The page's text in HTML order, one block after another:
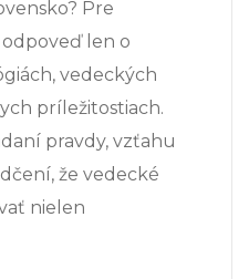
Pre
odpoveď len o
vedeckých
príležitostiach.
pravdy, vzťahu
že vedecké
nielen